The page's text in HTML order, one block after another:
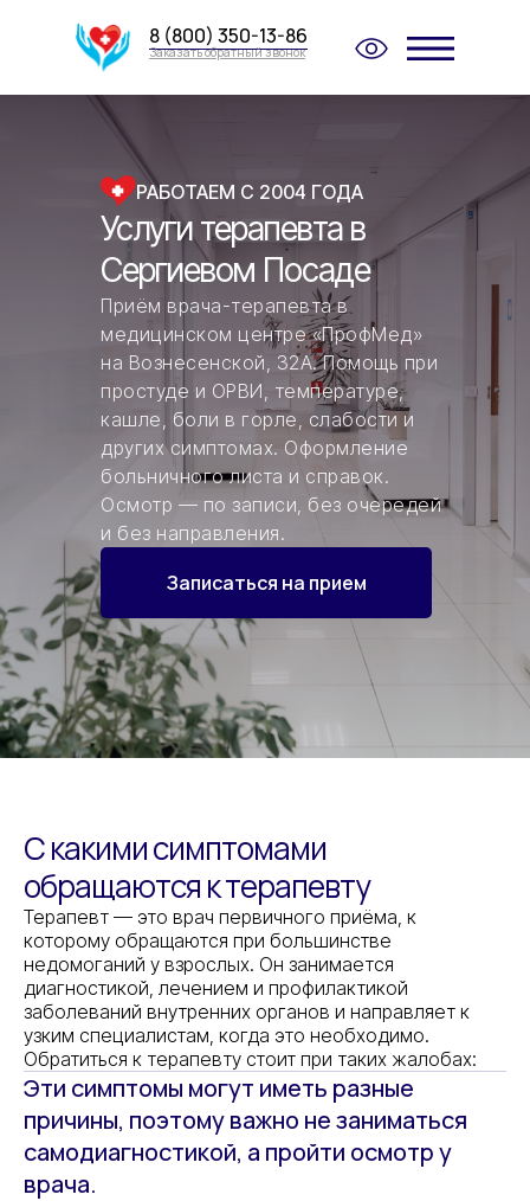
8 (800) 350-13-86
Заказать обратный звонок
РАБОТАЕМ С 2004 ГОДА
Услуги терапевта в
Сергиевом Посаде
Приём врача-терапевта в
медицинском центре «ПрофМед»
на Вознесенской, 32А. Помощь при
простуде и ОРВИ, температуре,
кашле, боли в горле, слабости и
других симптомах. Оформление
больничного листа и справок.
Осмотр — по записи, без очередей
и без направления.
Записаться на прием
С какими симптомами
обращаются к терапевту
Терапевт — это врач первичного приёма, к
которому обращаются при большинстве
недомоганий у взрослых. Он занимается
диагностикой, лечением и профилактикой
заболеваний внутренних органов и направляет к
узким специалистам, когда это необходимо.
Обратиться к терапевту стоит при таких жалобах:
Эти симптомы могут иметь разные
причины, поэтому важно не заниматься
самодиагностикой, а пройти осмотр у
врача.